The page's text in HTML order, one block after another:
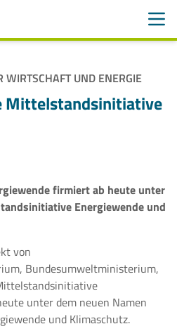
UND ENERGIE
Mittelstandsinitiative
firmiert ab heute unter
Energiewende und
von
Bundesumweltministerium,
unter dem neuen Namen
und Klimaschutz.